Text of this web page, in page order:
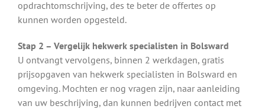
opdrachtomschrijving, des te beter de offertes op
kunnen worden opgesteld.
Stap 2 – Vergelijk hekwerk specialisten in Bolsward
U ontvangt vervolgens, binnen 2 werkdagen, gratis
prijsopgaven van hekwerk specialisten in Bolsward en
omgeving. Mochten er nog vragen zijn, naar aanleiding
van uw beschrijving, dan kunnen bedrijven contact met